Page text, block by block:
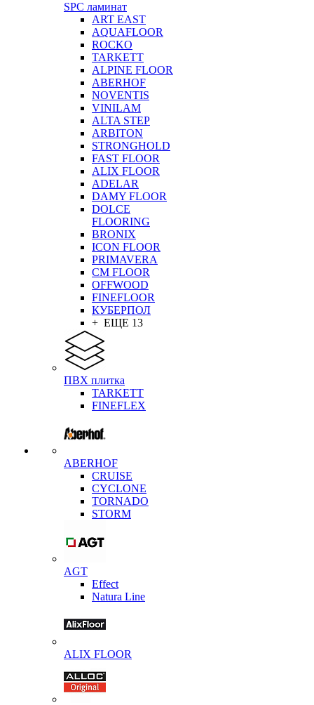
SPC ламинат
ART EAST
AQUAFLOOR
ROCKO
TARKETT
ALPINE FLOOR
ABERHOF
NOVENTIS
VINILAM
ALTA STEP
ARBITON
STRONGHOLD
FAST FLOOR
ALIX FLOOR
ADELAR
DAMY FLOOR
DOLCE
FLOORING
BRONIX
ICON FLOOR
PRIMAVERA
CM FLOOR
OFFWOOD
FINEFLOOR
КУБЕРПОЛ
+ ЕЩЕ 13
ПВХ плитка
TARKETT
FINEFLEX
ABERHOF
CRUISE
CYCLONE
TORNADO
STORM
AGT
Effect
Natura Line
ALIX FLOOR